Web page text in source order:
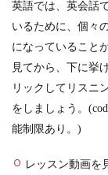
英語では、英会話
いるために、個々
になっていること
見てから、下に挙
リックしてリスニ
をしましょう。
能制限あり。)
レッスン動画を